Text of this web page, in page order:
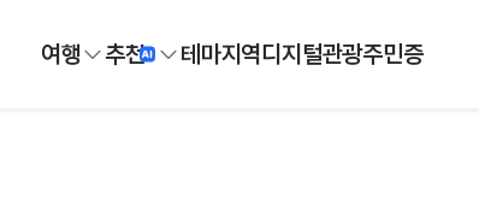
여행 추천 테마지역디지털관광주민증